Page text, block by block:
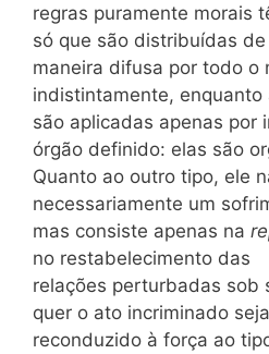
regras puramente morais
só que são distribuídas de
maneira difusa por todo o
indistintamente,
são aplicadas apenas por
órgão definido: elas são
Quanto ao outro tipo, ele
necessariamente um
mas consiste apenas na
no restabelecimento das
relações perturbadas sob
quer o ato incriminado seja
reconduzido à força ao